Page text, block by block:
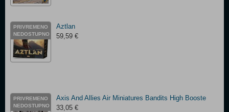
PRIVREMENO
NEDOSTUPNO
Aztlan
59,59 €
PRIVREMENO
NEDOSTUPNO
Axis And Allies Air Miniatures Bandits High Booste
33,05 €